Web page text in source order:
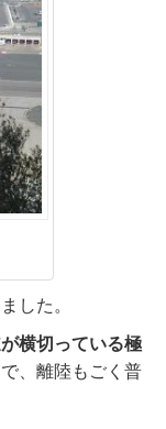
した。
横切っている極
、離陸もごく普